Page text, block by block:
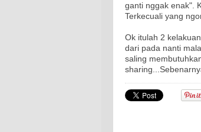
ganti nggak enak".
Terkecuali yang
Ok itulah 2
dari pada nanti
saling